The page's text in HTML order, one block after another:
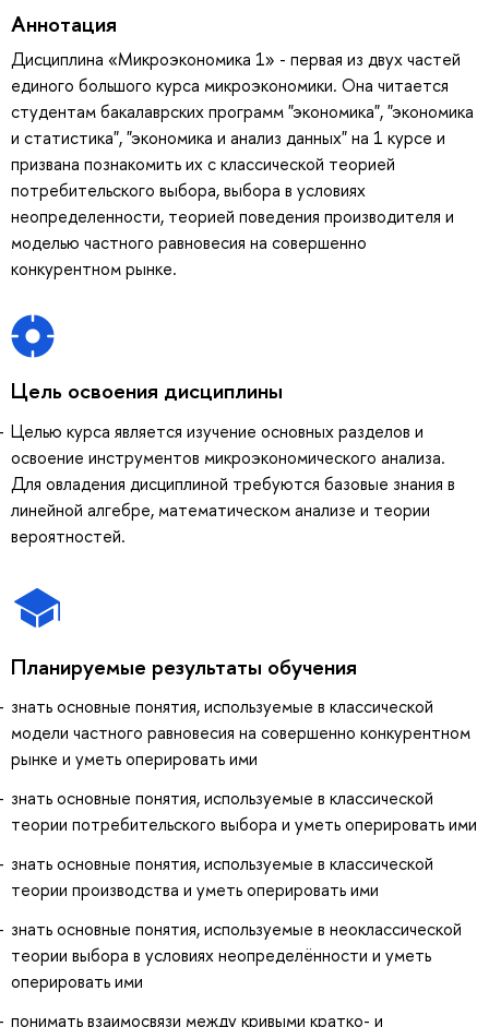
Аннотация
Дисциплина «Микроэкономика 1» - первая из двух частей
единого большого курса микроэкономики. Она читается
студентам бакалаврских программ "экономика", "экономика
и статистика", "экономика и анализ данных" на 1 курсе и
призвана познакомить их с классической теорией
потребительского выбора, выбора в условиях
неопределенности, теорией поведения производителя и
моделью частного равновесия на совершенно
конкурентном рынке.
Цель освоения дисциплины
Целью курса является изучение основных разделов и
освоение инструментов микроэкономического анализа.
Для овладения дисциплиной требуются базовые знания в
линейной алгебре, математическом анализе и теории
вероятностей.
Планируемые результаты обучения
знать основные понятия, используемые в классической
модели частного равновесия на совершенно конкурентном
рынке и уметь оперировать ими
знать основные понятия, используемые в классической
теории потребительского выбора и уметь оперировать ими
знать основные понятия, используемые в классической
теории производства и уметь оперировать ими
знать основные понятия, используемые в неоклассической
теории выбора в условиях неопределённости и уметь
оперировать ими
понимать взаимосвязи между кривыми кратко- и